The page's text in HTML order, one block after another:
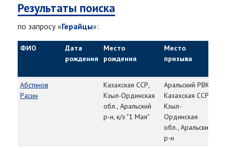
Результаты поиска
по запросу «Герайцы»:
ФИО
Дата
рождения
Место
рождения
Место
призыва
Абстинов
Расин
Казахская ССР,
Кзыл-Ординская
обл., Аральский
р-н, к/з "1 Мая"
Аральский РВК,
Казахская ССР,
Кзыл-
Ординская
обл., Аральский
р-н